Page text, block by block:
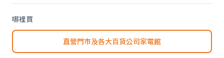
哪裡買
直營門市及各大百貨公司家電館